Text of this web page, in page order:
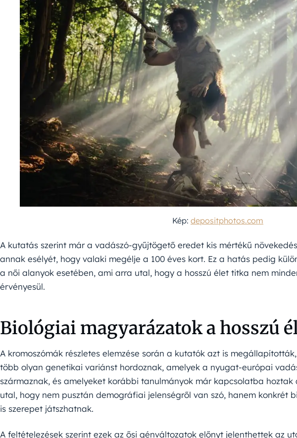
Kép: depositphotos.com
A kutatás szerint már a vadászó-gyűjtögető eredet kis mértékű
annak esélyét, hogy valaki megélje a 100 éves kort. Ez a hatás pedig
a női alanyok esetében, ami arra utal, hogy a hosszú élet titka nem
érvényesül.
Biológiai magyarázatok a hosszú
A kromoszómák részletes elemzése során a kutatók azt is
több olyan genetikai variánst hordoznak, amelyek a nyugat-európai
származnak, és amelyeket korábbi tanulmányok már kapcsolatba hoztak
utal, hogy nem pusztán demográfiai jelenségről van szó, hanem konkrét
is szerepet játszhatnak.
A feltételezések szerint ezek az ősi génváltozatok előnyt jelenthettek az